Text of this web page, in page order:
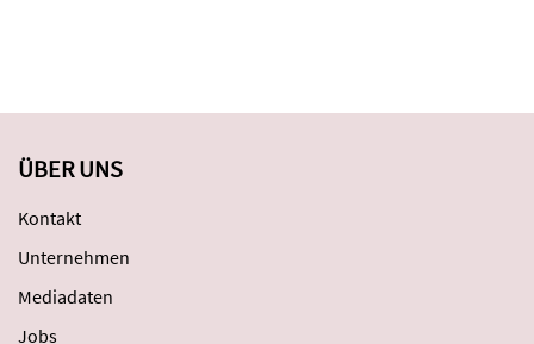
ÜBER UNS
Kontakt
Unternehmen
Mediadaten
Jobs